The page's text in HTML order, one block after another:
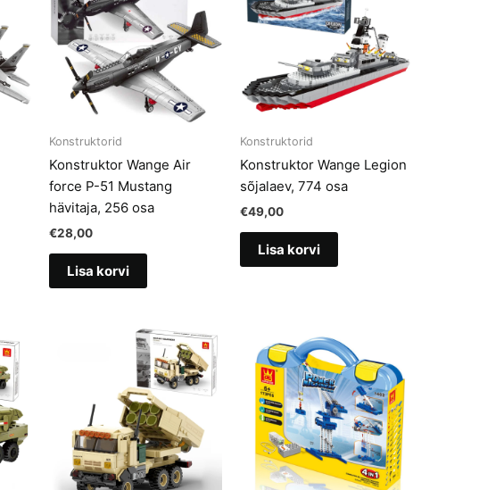
Konstruktorid
Konstruktor Wange Air
force P-51 Mustang
hävitaja, 256 osa
€28,00
Lisa korvi
Konstruktorid
Konstruktor Wange Legion
sõjalaev, 774 osa
€49,00
Lisa korvi